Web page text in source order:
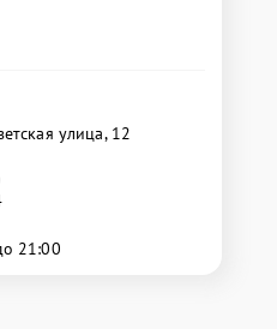
улица, 12
21:00